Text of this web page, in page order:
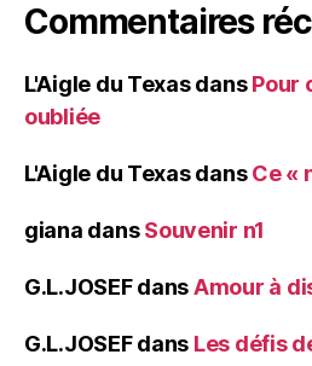
Commentaires
L'Aigle du TexasdansPour
oubliée
L'Aigle du TexasdansCe «
giana dansSouvenir n1
G.L.JOSEFdansAmour à
G.L.JOSEFdans Les défis